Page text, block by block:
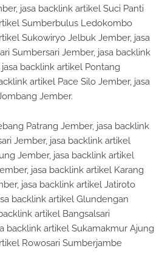
jasa backlink artikel Suci Panti
Sumberbulus Ledokombo
Sukowiryo Jelbuk Jember, jasa
Sumbersari Jember, jasa backlink
backlink artikel Pontang
artikel Pace Silo Jember, jasa
Jember.
Patrang Jember, jasa backlink
Jember, jasa backlink artikel
Jember, jasa backlink artikel
jasa backlink artikel Karang
jasa backlink artikel Jatiroto
backlink artikel Glundengan
artikel Bangsalsari
backlink artikel Sukamakmur Ajung
Rowosari Sumberjambe